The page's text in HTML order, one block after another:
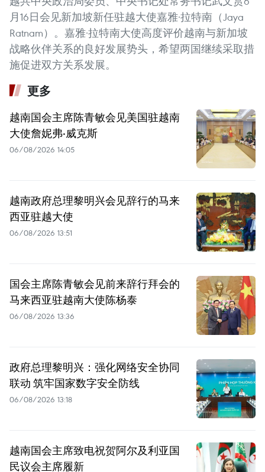
月16日会见新加坡新任驻越大使嘉雅·拉特南（Jaya
Ratnam）。嘉雅·拉特南大使高度评价越南与新加坡
战略伙伴关系的良好发展势头，希望两国继续采取措
施促进双方关系发展。
更多
越南国会主席陈青敏会见美国驻越南
大使詹妮弗·威克斯
06/08/2026 14:05
越南政府总理黎明兴会见辞行的马来
西亚驻越大使
06/08/2026 13:51
国会主席陈青敏会见前来辞行拜会的
马来西亚驻越南大使陈杨泰
06/08/2026 13:36
政府总理黎明兴：强化网络安全协同
联动 筑牢国家数字安全防线
06/08/2026 13:18
越南国会主席致电祝贺阿尔及利亚国
民议会主席履新